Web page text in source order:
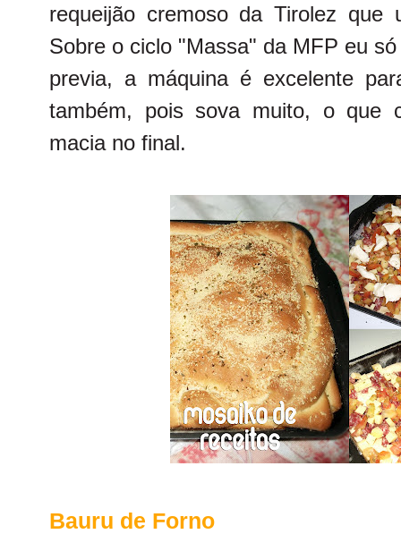
requeijão cremoso da Tirolez
Sobre o ciclo "Massa" da MFP eu
previa, a máquina é excelente
também, pois sova muito, o que
macia no final.
Bauru de Forno